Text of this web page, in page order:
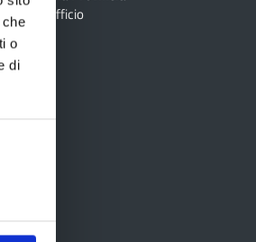
o
di
Cerca Ufficio